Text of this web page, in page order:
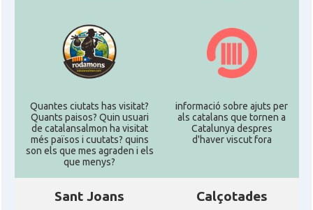
Quantes ciutats has visitat?
Quants paisos? Quin usuari
de catalansalmon ha visitat
més països i cuutats? quins
son els que mes agraden i els
que menys?
informació sobre ajuts per
als catalans que tornen a
Catalunya despres
d'haver viscut fora
Sant Joans Calçotades